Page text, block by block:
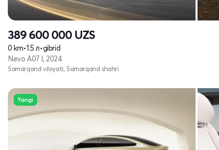
389 600 000 UZS
0 km•1.5 л•gibrid
Nevo A07 I, 2024
Samarqand viloyati, Samarqand shahri
Yangi